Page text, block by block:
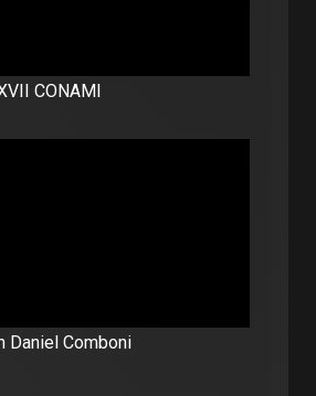
CONAMI
Daniel Comboni